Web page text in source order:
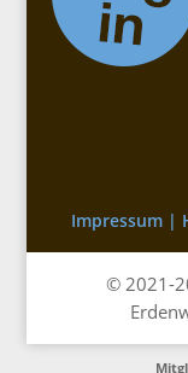
Impressum |
© 2021-